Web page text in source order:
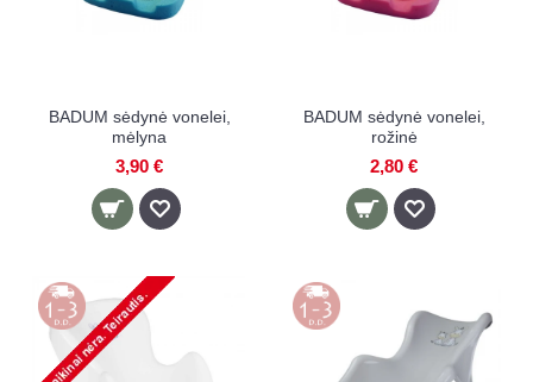
BADUM sėdynė vonelei,
mėlyna
3,90 €
BADUM sėdynė vonelei,
rožinė
2,80 €